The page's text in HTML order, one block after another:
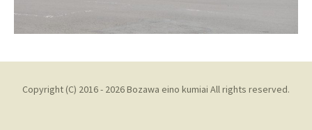
Copyright (C) 2016 - 2026 Bozawa eino kumiai All rights reserved.